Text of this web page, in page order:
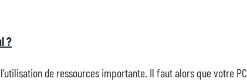
?
de ressources importante. Il faut alors que votre PC